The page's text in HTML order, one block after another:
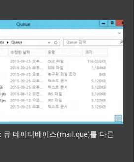
큐 데이터베이스(mail.que)를 다른